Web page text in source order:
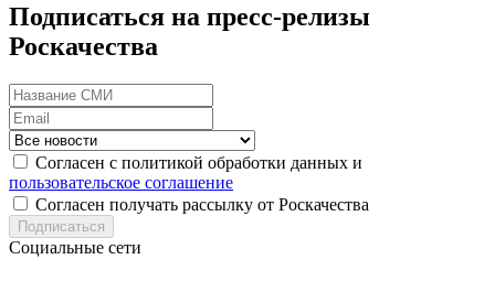
Подписаться на пресс-релизы
Роскачества
Согласен с политикой обработки данных и
пользовательское соглашение
Согласен получать рассылку от Роскачества
Подписаться
Социальные сети